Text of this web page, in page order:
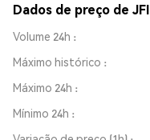
Dados de preço de JFI
Volume 24h
Máximo histórico
Máximo 24h
Mínimo 24h